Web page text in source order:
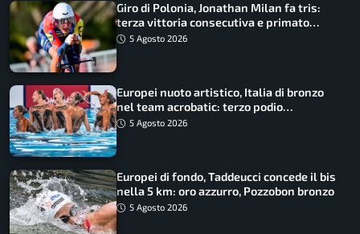
Giro di Polonia, Jonathan Milan fa tris:
terza vittoria consecutiva e primato
rafforzato
5 Agosto 2026
Europei nuoto artistico, Italia di bronzo
nel team acrobatic: terzo podio
consecutivo
5 Agosto 2026
Europei di fondo, Taddeucci concede il bis
nella 5 km: oro azzurro, Pozzobon bronzo
5 Agosto 2026